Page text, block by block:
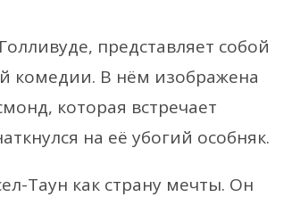
представляет собой
комедии. В нём изображена
которая встречает
на её убогий особняк.
Таун как страну мечты. Он